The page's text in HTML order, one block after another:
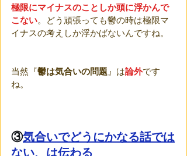
極限にマイナスのことしか頭に浮かんで
こない。どう頑張っても鬱の時は極限マ
イナスの考えしか浮かばないんですね。
当然『鬱は気合いの問題 』は論外です
ね。
③気合いでどうにかなる話では
ない、は伝わる